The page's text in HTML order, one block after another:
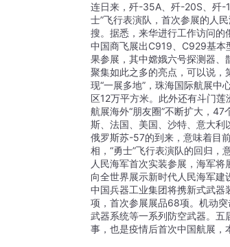
连日来，歼-35A、歼-20S、歼-
士”飞行表演队，首次参展的人
搜。据悉，来华进行工作访问的
中国商飞展出C919、C929基本
果参展，其中嫦娥六号探测器、
聚集如此之多的亮点，可以说
现“一展多地”，珠海国际航展
区12万平方米。此外还有斗门莲
航展海外“朋友圈”不断扩大，
斯、法国、美国、沙特、意大利
俄罗斯苏-57的到来，意味着目
相，“勇士”飞行表演队的回归
人民海军首次实装参展，海军
向全世界展示新时代人民海军建
中国兵器工业集团将携新式武
项，首次参展展品68项。机动
武器系统等一系列防空武器。五
事，也是疫情后首次中国航展，